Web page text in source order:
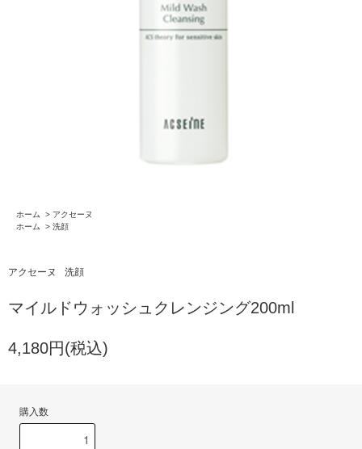
ホーム > アクセーヌ
ホーム
> 洗顔
アクセーヌ 洗顔
マイルドウォッシュクレンジング200ml
4,180円(税込)
購入数